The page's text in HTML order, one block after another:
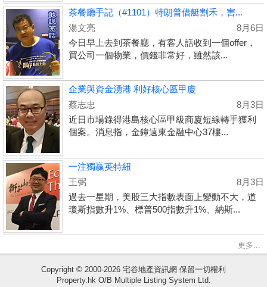
茶餐廳手記（#1101）特朗普借艇割禾，害...
湯文亮
8月6日
今日早上去到茶餐廳，有客人話收到一個offer，
買公司一個物業，價錢非常好，雖然該...
企業與資金湧港 利好核心區甲廈
蔡志忠
8月3日
近日市場錄得港島核心區甲級商廈短線轉手獲利
個案。消息指，金鐘遠東金融中心37樓...
一注獨贏英特紐
王弼
8月3日
過去一星期，美股三大指數表面上變動不大，道
瓊斯指數升1%、標普500指數升1%、納斯...
更多...
Copyright © 2000-2026 宅谷地產資訊網 保留一切權利
Property.hk O/B Multiple Listing System Ltd.